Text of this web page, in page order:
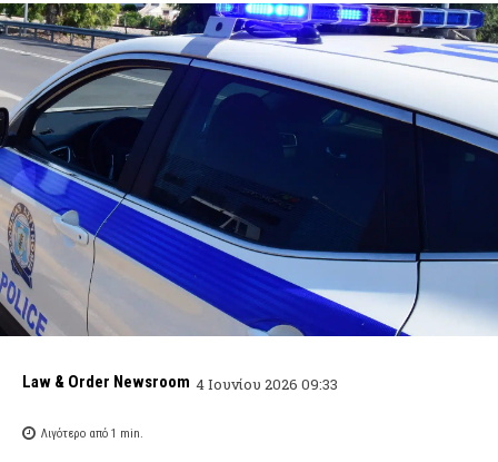
Law & Order Newsroom 4 Ιουνίου 2026 09:33
Λιγότερο από 1 min.